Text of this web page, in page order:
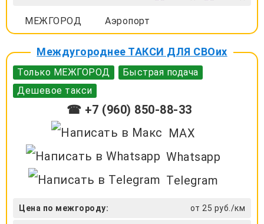
МЕЖГОРОД Аэропорт
Междугороднее ТАКСИ ДЛЯ СВОих
Только МЕЖГОРОД
Быстрая подача
Дешевое такси
☎ +7 (960) 850-88-33
MAX
Whatsapp
Telegram
Цена по межгороду: от 25 руб./км